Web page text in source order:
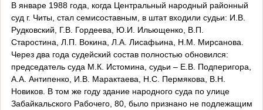
В январе 1988 года, когда Центральный народный районный
суд г. Читы, стал семисоставным, в штат входили судьи: И.В.
Рудковский, Г.В. Гордеева, Ю.И. Ильющенко, В.П.
Старостина, Л.П. Вокина, Л.А. Лисафьина, Н.М. Мирсанова.
Через два года судейский состав полностью обновился:
председатель суда М.К. Истомина, судьи – Е.В. Подперигора,
А.А. Антипенко, И.В. Марактаева, Н.С. Пермякова, В.Н.
Новиков. В том же году здание народного суда по улице
Забайкальского Рабочего, 80, было признано не подлежащим